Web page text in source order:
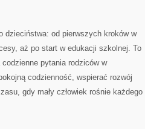
dzieciństwa: od pierwszych kroków w
aż po start w edukacji szkolnej. To
pytania rodziców w
codzienność, wspierać rozwój
gdy mały człowiek rośnie każdego